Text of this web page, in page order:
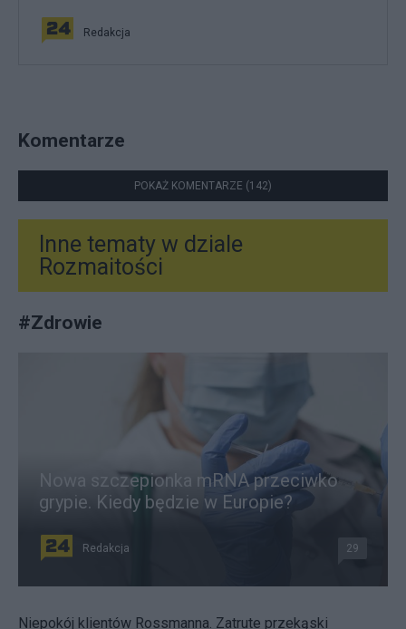
Redakcja
Komentarze
POKAŻ KOMENTARZE (142)
Inne tematy w dziale
Rozmaitości
#Zdrowie
Nowa szczepionka mRNA przeciwko
grypie. Kiedy będzie w Europie?
Redakcja 29
Niepokój klientów Rossmanna. Zatrute przekąski